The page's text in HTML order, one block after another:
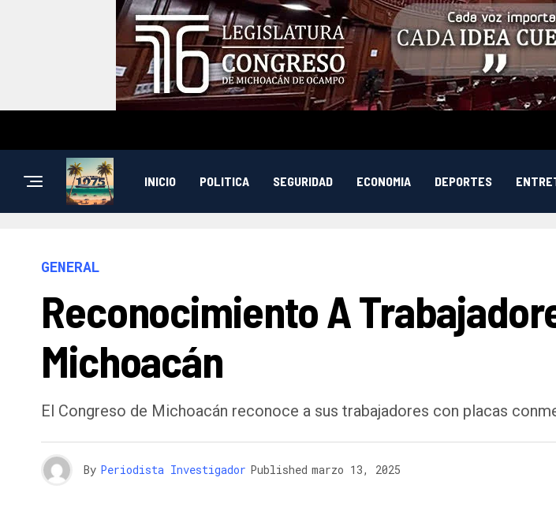
INICIO POLITICA SEGURIDAD ECONOMIA DEPORTES
GENERAL
Reconocimiento A
Michoacán
El Congreso de Michoacán reconoce a sus trabajadores con placas
By Periodista Investigador Published marzo 13, 2025